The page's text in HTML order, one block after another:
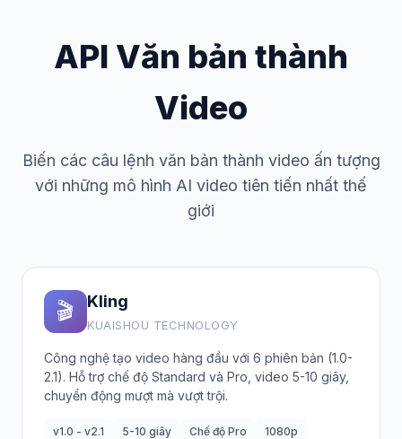
API Văn bản thành
Video
Biến các câu lệnh văn bản thành video ấn tượng
với những mô hình AI video tiên tiến nhất thế
giới
🎬 Kling
KUAISHOU TECHNOLOGY
Công nghệ tạo video hàng đầu với 6 phiên bản (1.0-
2.1). Hỗ trợ chế độ Standard và Pro, video 5-10 giây,
chuyển động mượt mà vượt trội.
v1.0 - v2.1 5-10 giây Chế độ Pro 1080p